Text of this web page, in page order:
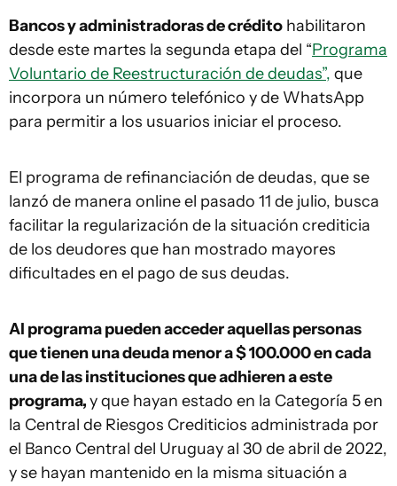
Bancos y administradoras de crédito habilitaron
desde este martes la segunda etapa del “Programa
Voluntario de Reestructuración de deudas”, que
incorpora un número telefónico y de WhatsApp
para permitir a los usuarios iniciar el proceso.
El programa de refinanciación de deudas, que se
lanzó de manera online el pasado 11 de julio, busca
facilitar la regularización de la situación crediticia
de los deudores que han mostrado mayores
dificultades en el pago de sus deudas.
Al programa pueden acceder aquellas personas
que tienen una deuda menor a $ 100.000 en cada
una de las instituciones que adhieren a este
programa,y que hayan estado en la Categoría 5 en
la Central de Riesgos Crediticios administrada por
el Banco Central del Uruguay al 30 de abril de 2022,
y se hayan mantenido en la misma situación a